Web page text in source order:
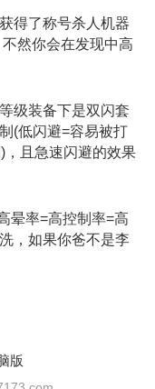
得了称号杀人机器
然你会在发现中高
级装备下是双闪套
(低闪避=容易被打
，且急速闪避的效果
率=高控制率=高
，如果你爸不是李
版